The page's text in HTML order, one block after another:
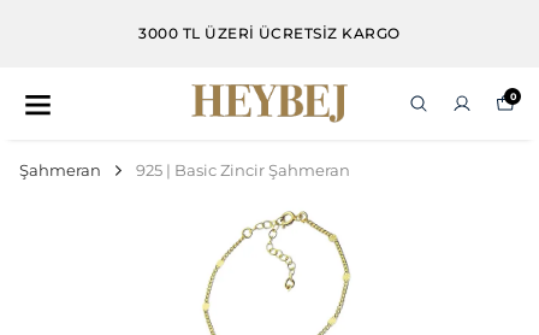
3000 TL VE ÜZERI ALIŞVERIŞLERDE DAMLA
HEDIYE
0
Şahmeran 925 | Basic Zincir Şahmeran